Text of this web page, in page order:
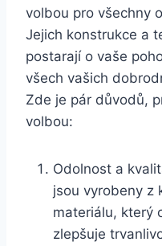
volbou pro ​všechny
Jejich ⁣konstrukce a
postarají ⁢o ⁣vaše
všech vašich
Zde je ‍pár⁤ důvodů,
volbou:
Odolnost a
jsou vyrobeny z
materiálu, který
zlepšuje